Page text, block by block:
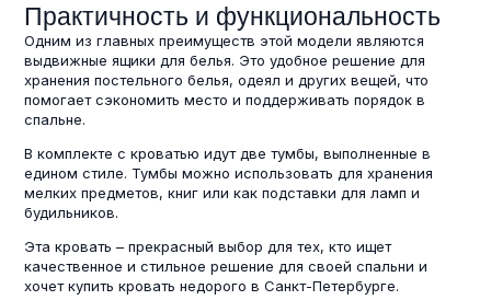
Практичность и функциональность
Одним из главных преимуществ этой модели являются
выдвижные ящики для белья. Это удобное решение для
хранения постельного белья, одеял и других вещей, что
помогает сэкономить место и поддерживать порядок в
спальне.
В комплекте с кроватью идут две тумбы, выполненные в
едином стиле. Тумбы можно использовать для хранения
мелких предметов, книг или как подставки для ламп и
будильников.
Эта кровать – прекрасный выбор для тех, кто ищет
качественное и стильное решение для своей спальни и
хочет купить кровать недорого в Санкт-Петербурге.